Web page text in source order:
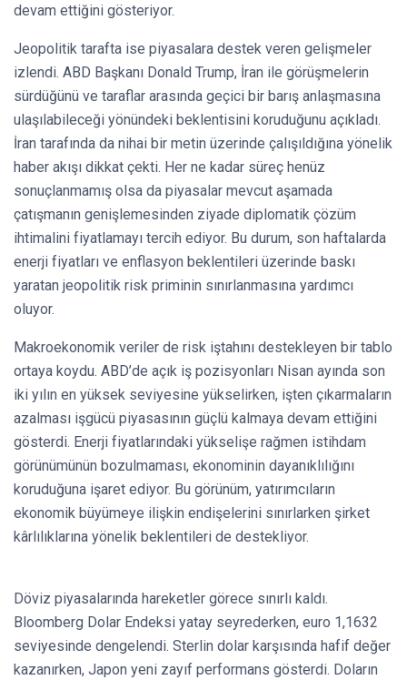
devam ettiğini gösteriyor.
Jeopolitik tarafta ise piyasalara destek veren gelişmeler
izlendi. ABD Başkanı Donald Trump, İran ile görüşmelerin
sürdüğünü ve taraflar arasında geçici bir barış anlaşmasına
ulaşılabileceği yönündeki beklentisini koruduğunu açıkladı.
İran tarafında da nihai bir metin üzerinde çalışıldığına yönelik
haber akışı dikkat çekti. Her ne kadar süreç henüz
sonuçlanmamış olsa da piyasalar mevcut aşamada
çatışmanın genişlemesinden ziyade diplomatik çözüm
ihtimalini fiyatlamayı tercih ediyor. Bu durum, son haftalarda
enerji fiyatları ve enflasyon beklentileri üzerinde baskı
yaratan jeopolitik risk priminin sınırlanmasına yardımcı
oluyor.
Makroekonomik veriler de risk iştahını destekleyen bir tablo
ortaya koydu. ABD’de açık iş pozisyonları Nisan ayında son
iki yılın en yüksek seviyesine yükselirken, işten çıkarmaların
azalması işgücü piyasasının güçlü kalmaya devam ettiğini
gösterdi. Enerji fiyatlarındaki yükselişe rağmen istihdam
görünümünün bozulmaması, ekonominin dayanıklılığını
koruduğuna işaret ediyor. Bu görünüm, yatırımcıların
ekonomik büyümeye ilişkin endişelerini sınırlarken şirket
kârlılıklarına yönelik beklentileri de destekliyor.
Döviz piyasalarında hareketler görece sınırlı kaldı.
Bloomberg Dolar Endeksi yatay seyrederken, euro 1,1632
seviyesinde dengelendi. Sterlin dolar karşısında hafif değer
kazanırken, Japon yeni zayıf performans gösterdi. Doların